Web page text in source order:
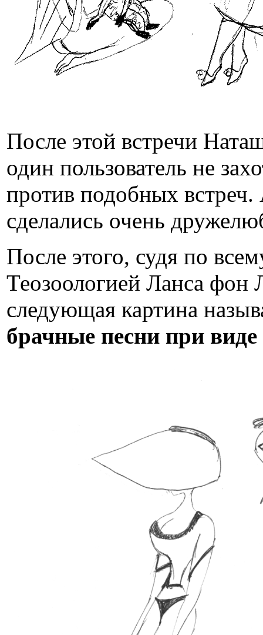
После этой встречи
один пользователь не
против подобных встреч.
сделались очень
После этого, судя по
Теозоологией Ланса фон
следующая картина
брачные песни при